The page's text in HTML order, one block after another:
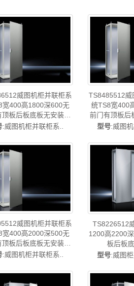
威图机柜并联柜系
宽400高1800深600无
板后板底板无安装板
TS8486510扩
母线威图风扇威图PDU
图售后TS8486.512
:威图机柜并联柜系..
TS8485512威
统TS8宽400
前门有顶板后
柜威图母线威
售后
型号:威图
威图机柜并联柜系
宽400高2000深500无
顶板后板底板无安装板
TS8405510扩
威图母线威图风扇威图
售后TS8405.512
:威图机柜并联柜系..
TS8226512
1200高2200
板后板
板-
维修威图电柜
扇威图售
型号:威图柜